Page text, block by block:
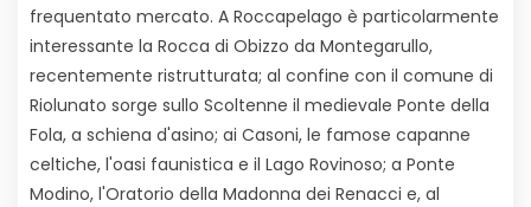
frequentato mercato. A Roccapelago è particolarmente
interessante la Rocca di Obizzo da Montegarullo,
recentemente ristrutturata; al confine con il comune di
Riolunato sorge sullo Scoltenne il medievale Ponte della
Fola, a schiena d'asino; ai Casoni, le famose capanne
celtiche, l'oasi faunistica e il Lago Rovinoso; a Ponte
Modino, l'Oratorio della Madonna dei Renacci e, al